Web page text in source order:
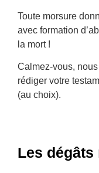
Toute morsure
avec formation
la mort !
Calmez-vous,
rédiger votre
(au choix).
Les dégâts